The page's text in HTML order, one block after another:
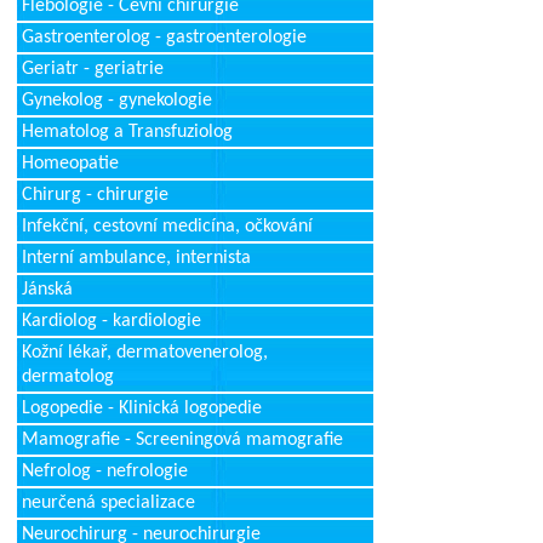
Flebologie - Cévní chirurgie
Gastroenterolog - gastroenterologie
Geriatr - geriatrie
Gynekolog - gynekologie
Hematolog a Transfuziolog
Homeopatie
Chirurg - chirurgie
Infekční, cestovní medicína, očkování
Interní ambulance, internista
Jánská
Kardiolog - kardiologie
Kožní lékař, dermatovenerolog,
dermatolog
Logopedie - Klinická logopedie
Mamografie - Screeningová mamografie
Nefrolog - nefrologie
neurčená specializace
Neurochirurg - neurochirurgie